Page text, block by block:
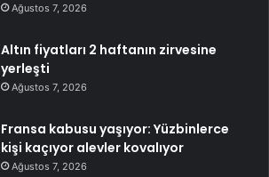
Ağustos 7, 2026
Altın fiyatları 2 haftanın zirvesine
yerleşti
Ağustos 7, 2026
Fransa kabusu yaşıyor: Yüzbinlerce
kişi kaçıyor alevler kovalıyor
Ağustos 7, 2026